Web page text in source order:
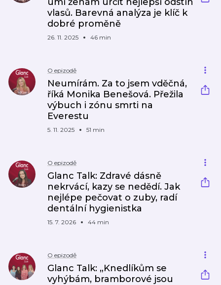
vlasů. Barevná analýza je klíč k
dobré proměně
26. 11. 2025 46 min
O epizodě
Neumírám. Za to jsem vděčná,
říká Monika Benešová. Přežila
výbuch i zónu smrti na
Everestu
5. 11. 2025 51 min
O epizodě
Glanc Talk: Zdravé dásně
nekrvácí, kazy se nedědí. Jak
nejlépe pečovat o zuby, radí
dentální hygienistka
15. 7. 2026 44 min
O epizodě
Glanc Talk: „Knedlíkům se
vyhýbám, bramborové jsou